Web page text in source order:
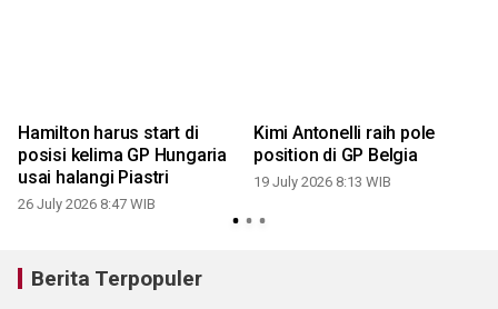
Hamilton harus start di
posisi kelima GP Hungaria
usai halangi Piastri
26 July 2026 8:47 WIB
Kimi Antonelli raih pole
position di GP Belgia
19 July 2026 8:13 WIB
Berita Terpopuler